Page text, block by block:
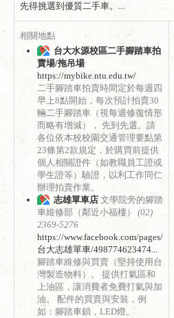
先得挑選到優質二手車。...
相關地點
台大水源校區二手腳踏車拍
賣場/拖吊場
https://mybike.ntu.edu.tw/
二手腳踏車拍賣時間定於每週四
早上8點開始，每次預計拍賣30
輛二手腳踏車（視每週修復情形
而略有增減）， 先到先選。請
各位依本校校園交通管理要點第
23條第2款規定，於購買前提供
個人相關證件（如教職員工證或
學生證等）驗證，以利工作同仁
辦理拍賣作業。
志雄單車店 文學院旁的腳踏
車維修部（鄰近小福樓）
(02)
2369-5276
https://www.facebook.com/pages/
台大志雄單車/498774623474...
腳踏車維修與買賣（堅持使用台
灣製造物料）。 提供打氣區和
上油區，讓消費者免費打氣與加
油。 配件的買賣與安裝，例
如：腳踏車鎖，LED燈。